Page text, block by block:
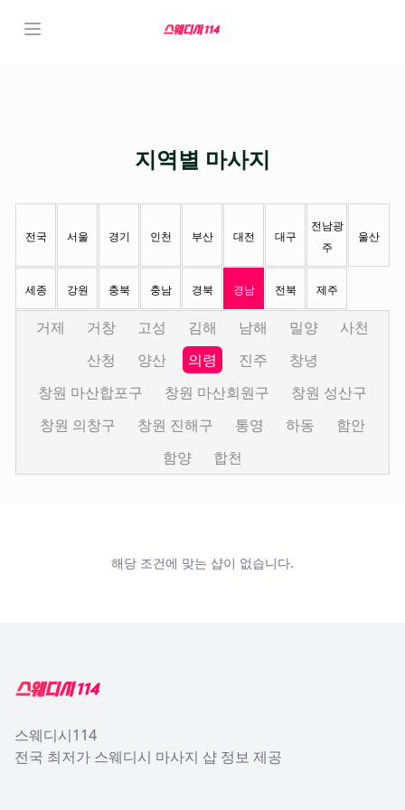
지역별 마사지
전국 서울 경기 인천 부산 대전 대구
전남광
주
울산
세종 강원 충북 충남 경북 경남 전북 제주
거제 거창 고성 김해 남해 밀양
사천
산청
양산 의령 진주
창녕
창원 마산합포구
창원 마산회원구
창원 성산구
창원 의창구
창원 진해구 통영 하동
함안
함양
합천
해당 조건에 맞는 샵이 없습니다.
스웨디시114
전국 최저가 스웨디시 마사지 샵 정보 제공